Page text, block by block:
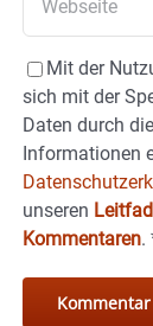
Mit der
sich mit der
Daten durch
Informationen
unseren
Kommentaren.